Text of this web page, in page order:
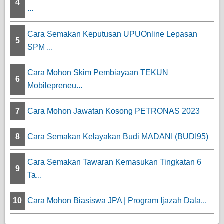
4
...
5
Cara Semakan Keputusan UPUOnline Lepasan
SPM ...
6
Cara Mohon Skim Pembiayaan TEKUN
Mobilepreneu...
7 Cara Mohon Jawatan Kosong PETRONAS 2023
8 Cara Semakan Kelayakan Budi MADANI (BUDI95)
9
Cara Semakan Tawaran Kemasukan Tingkatan 6
Ta...
10 Cara Mohon Biasiswa JPA | Program Ijazah Dala...